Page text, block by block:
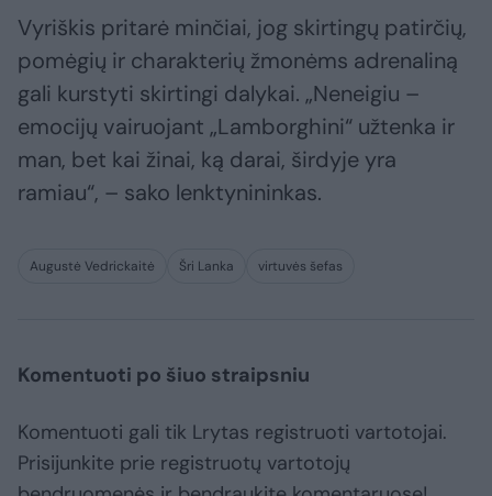
Vyriškis pritarė minčiai, jog skirtingų patirčių,
pomėgių ir charakterių žmonėms adrenaliną
gali kurstyti skirtingi dalykai. „Neneigiu –
emocijų vairuojant „Lamborghini“ užtenka ir
man, bet kai žinai, ką darai, širdyje yra
ramiau“, – sako lenktynininkas.
Augustė Vedrickaitė Šri Lanka virtuvės šefas
Komentuoti po šiuo straipsniu
Komentuoti gali tik Lrytas registruoti vartotojai.
Prisijunkite prie registruotų vartotojų